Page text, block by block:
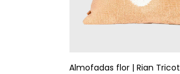
Almofadas flor | Rian Tricot